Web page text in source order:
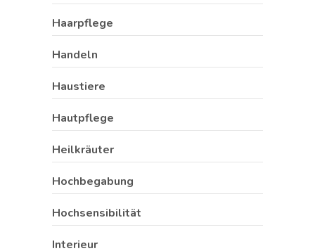
Haarpflege
Handeln
Haustiere
Hautpflege
Heilkräuter
Hochbegabung
Hochsensibilität
Interieur